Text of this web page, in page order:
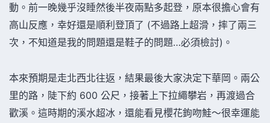
動。前一晚幾乎沒睡然後半夜兩點多起登，原本很擔心會有
高山反應，幸好還是順利登頂了 (不過路上超滑，摔了兩三
次，不知道是我的問題還是鞋子的問題…必須檢討)。
本來預期是走北西北往返，結果最後大家決定下華岡。兩公
里的路，陡下約 600 公尺，接著上下拉繩攀岩，再渡過合
歡溪。這時期的溪水超冰，還能看見櫻花鉤吻鮭～很幸運能